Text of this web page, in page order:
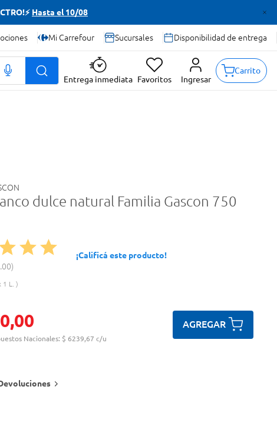
Hasta el 10/08
Mi Carrefour Sucursales Disponibilidad de entrega
Entrega inmediata Favoritos Ingresar
Carrito
dulce natural Familia Gascon 750
¡Calificá este producto!
1 L.
,00
Nacionales: $ 6239,67 c/u
AGREGAR